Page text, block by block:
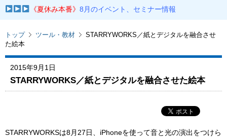
《夏休み本番》8月のイベント、セミナー情報
トップ ツール・教材
STARRYWORKS／紙とデジタルを融合させ
た絵本
2015年9月1日
STARRYWORKS／紙とデジタルを融合させた絵本
STARRYWORKSは8月27日、iPhoneを使って音と光の演出をつけら